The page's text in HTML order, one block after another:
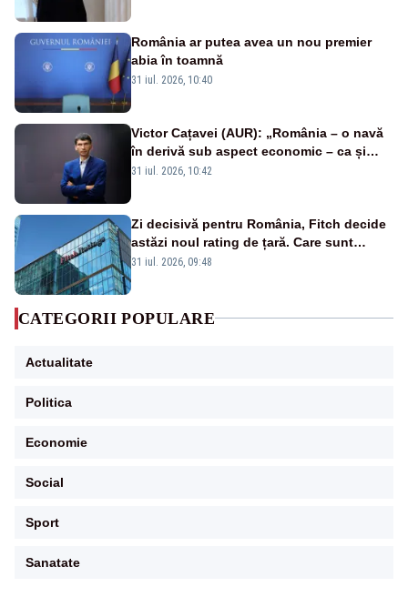
România ar putea avea un nou premier
abia în toamnă
31 iul. 2026, 10:40
Victor Cațavei (AUR): „România – o navă
în derivă sub aspect economic – ca și
rezultat al guvernărilor din ultimii 36 de
31 iul. 2026, 10:42
Zi decisivă pentru România, Fitch decide
astăzi noul rating de țară. Care sunt
efectele retrogradării la categoria „junk”
31 iul. 2026, 09:48
CATEGORII POPULARE
Actualitate
Politica
Economie
Social
Sport
Sanatate